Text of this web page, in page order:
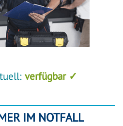
verfügbar ✓
IM NOTFALL